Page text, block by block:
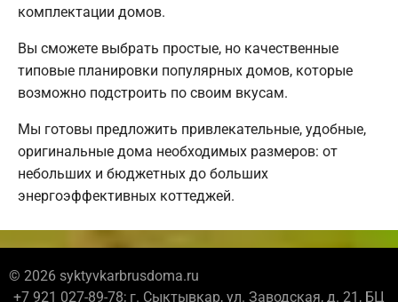
комплектации домов.
Вы сможете выбрать простые, но качественные
типовые планировки популярных домов, которые
возможно подстроить по своим вкусам.
Мы готовы предложить привлекательные, удобные,
оригинальные дома необходимых размеров: от
небольших и бюджетных до больших
энергоэффективных коттеджей.
© 2026 syktyvkarbrusdoma.ru
+7 921 027-89-78; г. Сыктывкар, ул. Заводская, д. 21, БЦ